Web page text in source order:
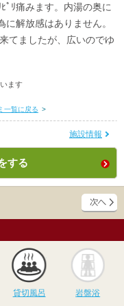
ﾟﾘ痛みます。内湯の奥に
解放感はありません。
てましたが、広いのでゆ
ます
一覧に戻る >
施設情報
する
風呂 貸切風呂
貸切風呂 岩盤浴